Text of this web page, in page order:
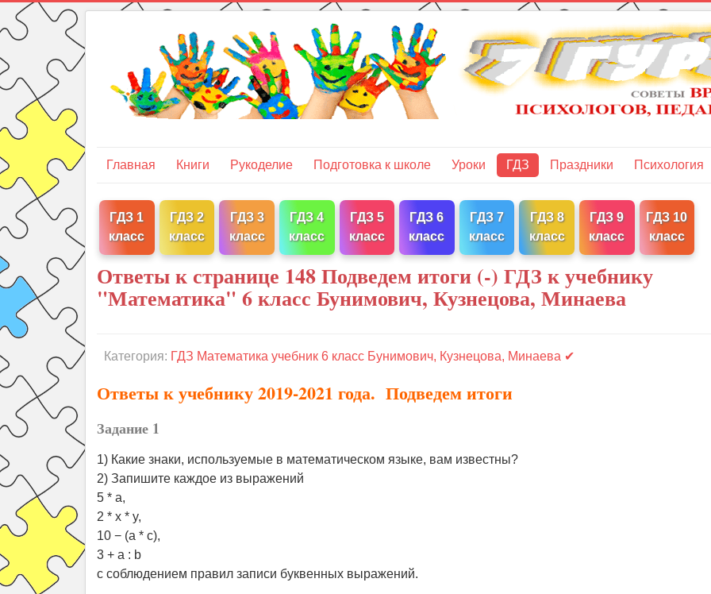
Главная Книги Рукоделие Подготовка к школе Уроки ГДЗ Праздники Психология
ГДЗ 1
класс
ГДЗ 2
класс
ГДЗ 3
класс
ГДЗ 4
класс
ГДЗ 5
класс
ГДЗ 6
класс
ГДЗ 7
класс
ГДЗ 8
класс
ГДЗ 9
класс
ГДЗ 10
класс
Ответы к странице 148 Подведем итоги (-) ГДЗ к учебнику
"Математика" 6 класс Бунимович, Кузнецова, Минаева
Категория: ГДЗ Математика учебник 6 класс Бунимович, Кузнецова, Минаева ✔
Ответы к учебнику 2019-2021 года. Подведем итоги
Задание 1
1) Какие знаки, используемые в математическом языке, вам известны?
2) Запишите каждое из выражений
5 * a,
2 * x * y,
10 − (a * c),
3 + a : b
с соблюдением правил записи буквенных выражений.